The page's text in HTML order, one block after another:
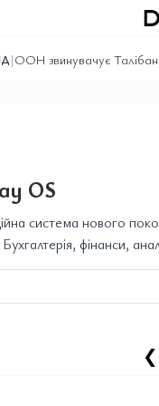
|ООН звинувачує Талібан
OS
система нового
Бухгалтерія, фінанси,
❮